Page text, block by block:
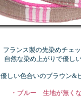
フランス製の先染めチェ
自然な染め上がりで優し
優しい色合いのブラウン&
・ブルー 生地が無く